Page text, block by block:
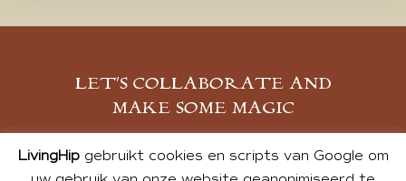
LET’S COLLABORATE AND
MAKE SOME MAGIC
MELD JE AAN
LivingHipgebruikt cookies en scripts van Google om